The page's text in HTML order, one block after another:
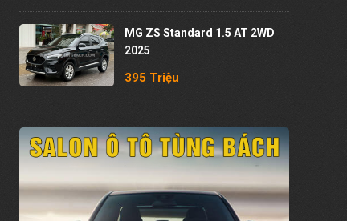
MG ZS Standard 1.5 AT 2WD
2025
395 Triệu